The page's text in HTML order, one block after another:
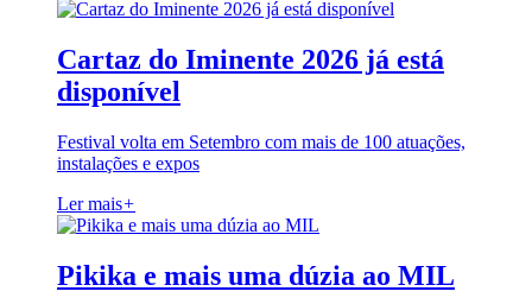
Cartaz do Iminente 2026 já está
disponível
Festival volta em Setembro com mais de 100 atuações,
instalações e expos
Ler mais+
Pikika e mais uma dúzia ao MIL